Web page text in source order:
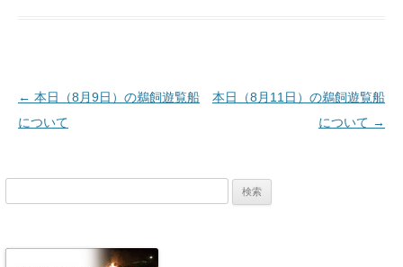
投稿ナビゲーション
← 本日（8月9日）の鵜飼遊覧船
について
本日（8月11日）の鵜飼遊覧船
について →